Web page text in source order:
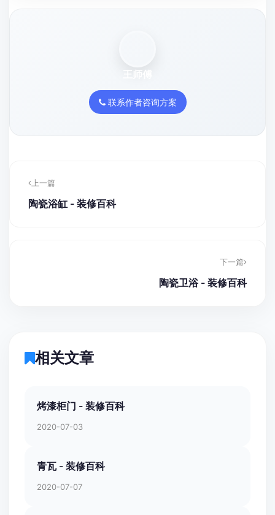
王师傅
联系作者咨询方案
上一篇
陶瓷浴缸 - 装修百科
下一篇
陶瓷卫浴 - 装修百科
相关文章
烤漆柜门 - 装修百科
2020-07-03
青瓦 - 装修百科
2020-07-07